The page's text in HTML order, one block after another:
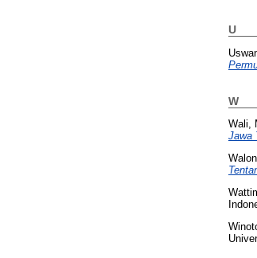
U
W
Wali,
Jawa